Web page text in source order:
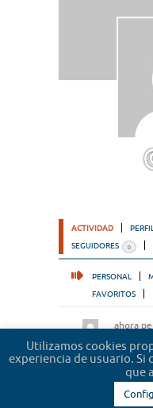
ACTIVIDAD PERFIL
SEGUIDORES 0
PERSONAL
FAVORITOS
ahora
Utilizamos cookies
experiencia de usuario. Si
que